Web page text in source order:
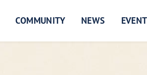
COMMUNITY NEWS